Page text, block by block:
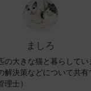
ましろ
の大きな猫と暮らしてい
解決策などについて共
理士）